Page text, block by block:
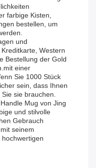
farbige Kisten,
bestellen, um
und
Western
Bestellung der Gold
einer
Sie 1000 Stück
sein, dass Ihnen
sie brauchen.
Mug von Jing
und stilvolle
Gebrauch
seinem